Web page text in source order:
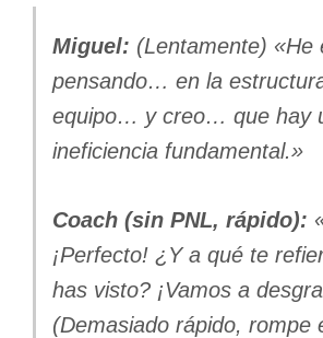
Miguel: (Lentamente)
pensando… en la
equipo… y creo… que hay
ineficiencia fundamental.»
Coach (sin PNL, rápido):
¡Perfecto! ¿Y a qué te
has visto? ¡Vamos a
(Demasiado rápido, rompe